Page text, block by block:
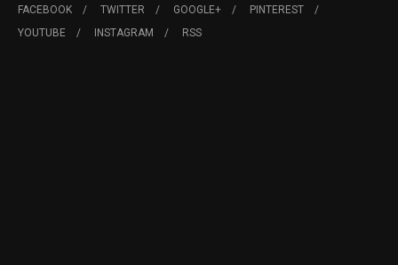
FACEBOOK TWITTER GOOGLE+
PINTEREST
YOUTUBE
INSTAGRAM RSS